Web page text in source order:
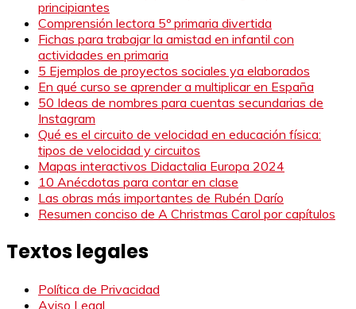
principiantes
Comprensión lectora 5º primaria divertida
Fichas para trabajar la amistad en infantil con
actividades en primaria
5 Ejemplos de proyectos sociales ya elaborados
En qué curso se aprender a multiplicar en España
50 Ideas de nombres para cuentas secundarias de
Instagram
Qué es el circuito de velocidad en educación física:
tipos de velocidad y circuitos
Mapas interactivos Didactalia Europa 2024
10 Anécdotas para contar en clase
Las obras más importantes de Rubén Darío
Resumen conciso de A Christmas Carol por capítulos
Textos legales
Política de Privacidad
Aviso Legal